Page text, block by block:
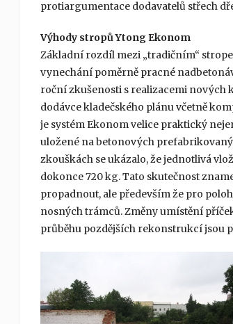
protiargumentace dodavatelů střech
Výhody stropů Ytong Ekonom
Základní rozdíl mezi „tradičním“
vynechání poměrně pracné
roční zkušenosti s realizacemi nových
dodávce kladečského plánu včetně
je systém Ekonom velice praktický
uložené na betonových
zkouškách se ukázalo, že jednotlivá
dokonce 720 kg. Tato skutečnost
propadnout, ale především že pro
nosných trámců. Změny umístění
průběhu pozdějších rekonstrukcí jsou